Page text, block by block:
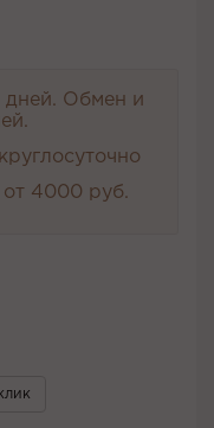
дней. Обмен и
от 4000 руб.